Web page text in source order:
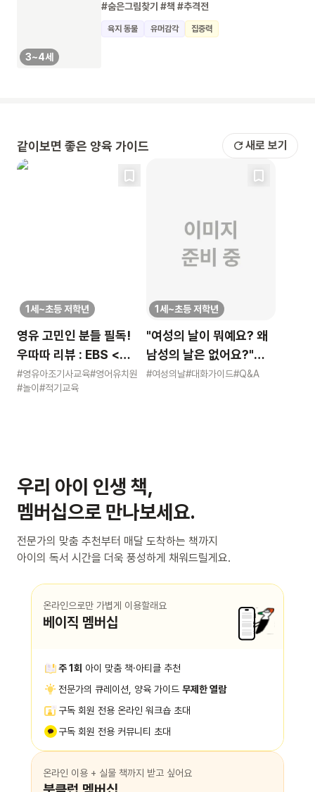
3~4세
#숨은그림찾기 #책 #추격전
육지 동물 유머감각 집중력
같이보면 좋은 양육 가이드 새로 보기
1세~초등 저학년
영유 고민인 분들 필독!
우따따 리뷰 : EBS <
영유아 사교육 보고서>
#영유아조기사교육#영어유치원
#놀이 #적기교육
1세~초등 저학년
"여성의 날이 뭐예요? 왜
남성의 날은 없어요?"
묻는 어린이에게 이렇게
#여성의날#대화가이드#Q&A
우리 아이 인생 책,
멤버십으로 만나보세요.
전문가의 맞춤 추천부터 매달 도착하는 책까지
아이의 독서 시간을 더욱 풍성하게 채워드릴게요.
온라인으로만 가볍게 이용할래요
베이직 멤버십
주 1회 아이 맞춤 책·아티클 추천
전문가의 큐레이션, 양육 가이드 무제한 열람
구독 회원 전용 온라인 워크숍 초대
구독 회원 전용 커뮤니티 초대
온라인 이용 + 실물 책까지 받고 싶어요